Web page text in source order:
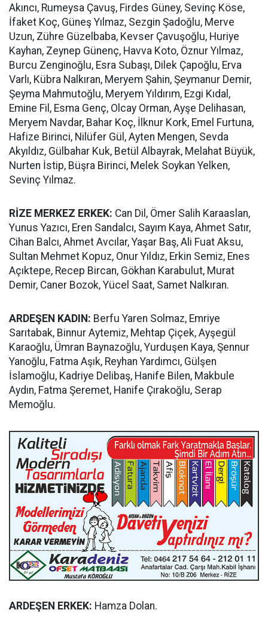
Akıncı, Rumeysa Çavuş, Firdes Güney, Sevinç Köse,
İfaket Koç, Güneş Yılmaz, Sezgin Şadoğlu, Merve
Uzun, Zühre Güzelbaba, Kevser Çavuşoğlu, Huriye
Kayhan, Zeynep Günenç, Havva Koto, Öznur Yılmaz,
Burcu Zenginoğlu, Esra Subaşı, Dilek Çapoğlu, Erva
Varlı, Kübra Nalkıran, Meryem Şahin, Şeymanur Demir,
Şeyma Mahmutoğlu, Meryem Yıldırım, Ezgi Kıdal,
Emine Fil, Esma Genç, Olcay Orman, Ayşe Delihasan,
Meryem Navdar, Bahar Koç, İlknur Kork, Emel Furtuna,
Hafize Birinci, Nilüfer Gül, Ayten Mengen, Sevda
Akyıldız, Gülbahar Kuk, Betül Albayrak, Melahat Büyük,
Nurten İstip, Büşra Birinci, Melek Soykan Yelken,
Sevinç Yılmaz.
RİZE MERKEZ ERKEK: Can Dil, Ömer Salih Karaaslan,
Yunus Yazıcı, Eren Sandalcı, Sayım Kaya, Ahmet Satır,
Cihan Balcı, Ahmet Avcılar, Yaşar Baş, Ali Fuat Aksu,
Sultan Mehmet Kopuz, Onur Yıldız, Erkin Semiz, Enes
Açıktepe, Recep Bircan, Gökhan Karabulut, Murat
Demir, Caner Bozok, Yücel Saat, Samet Nalkıran.
ARDEŞEN KADIN: Berfu Yaren Solmaz, Emriye
Sarıtabak, Binnur Aytemiz, Mehtap Çiçek, Ayşegül
Karaoğlu, Ümran Baynazoğlu, Yurduşen Kaya, Şennur
Yanoğlu, Fatma Aşık, Reyhan Yardımcı, Gülşen
İslamoğlu, Kadriye Delibaş, Hanife Bilen, Makbule
Aydın, Fatma Şeremet, Hanife Çırakoğlu, Serap
Memoğlu.
ARDEŞEN ERKEK: Hamza Dolan.